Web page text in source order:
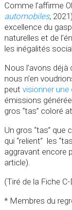
Comme l’affirme
automobiles,
excellence du
naturelles et de
les inégalités
Nous l’avons
nous n’en
peut visionner
émissions
gros “tas” coloré
Un gros “tas” que
qui “relient” les
aggravant encore
article).
(Tiré de la Fiche
* Membres du